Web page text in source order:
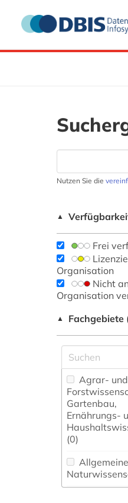
Nutzen Sie die
▲
Frei
Organisation
Nicht
Organisation
▲ Fachgebiete
Agrar- und
Gartenbau,
Ernährungs-
(0)
Allgemeine